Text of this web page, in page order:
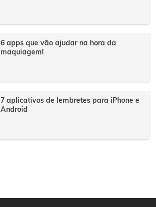
6 apps que vão ajudar na hora da
maquiagem!
7 aplicativos de lembretes para iPhone e
Android